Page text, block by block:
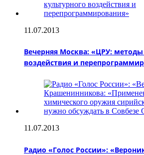
11.07.2013
Вечерняя Москва: «ЦРУ: методы
воздействия и
11.07.2013
Радио «Голос России»: